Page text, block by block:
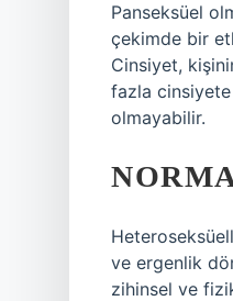
Panseksüel
çekimde bir
Cinsiyet,
fazla
olmayabilir.
ve ergenlik
zihinsel ve